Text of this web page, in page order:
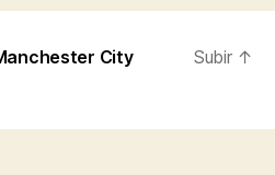
City
Subir ↑